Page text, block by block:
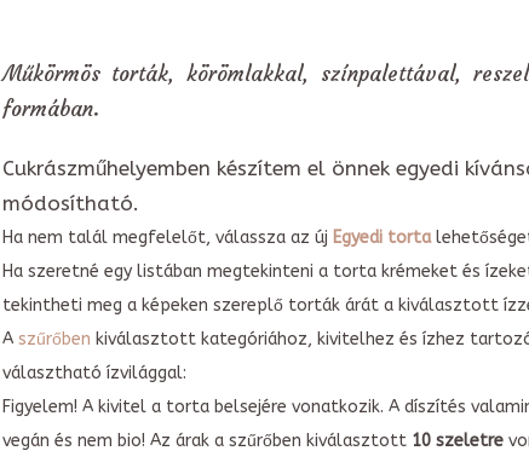
Műkörmös torták, körömlakkal, színpalettával,
formában.
Cukrászműhelyemben készítem el önnek egyedi
módosítható.
Ha nem talál megfelelőt, válassza az új Egyedi torta
Ha szeretné egy listában megtekinteni a torta krémeket és
tekintheti meg a képeken szereplő torták árát a kiválasztott
A szűrőben kiválasztott kategóriához, kivitelhez és ízhez
választható ízvilággal:
Figyelem! A kivitel a torta belsejére vonatkozik. A díszítés
vegán és nem bio! Az árak a szűrőben kiválasztott 10 szeletre